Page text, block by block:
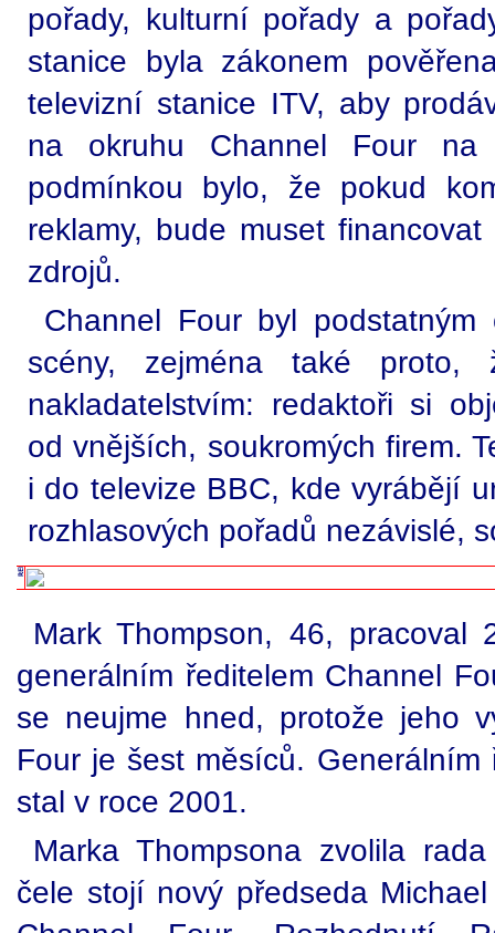
pořady, kulturní pořady a
stanice byla zákonem
televizní stanice ITV, aby
na okruhu Channel Four na
podmínkou bylo, že pokud
reklamy, bude muset
zdrojů.
Channel Four byl podstatným
scény, zejména také
nakladatelstvím: redaktoři si
od vnějších, soukromých firem.
i do televize BBC, kde vyrábějí
rozhlasových pořadů nezávislé,
Mark Thompson, 46,
generálním ředitelem Channel
se neujme hned, protože jeho
Four je šest měsíců.
stal v roce 2001.
Marka Thompsona zvolila
čele stojí nový předseda